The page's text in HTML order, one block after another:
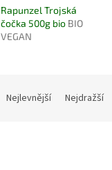
Rapunzel Trojská
čočka 500g bio BIO
VEGAN
Nejlevnější Nejdražší